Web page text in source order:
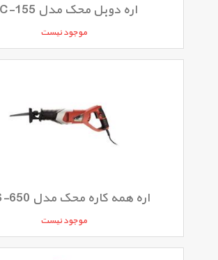
اره دوبل محک مدل TC-155
موجود نیست
اره همه کاره محک مدل APS-650
موجود نیست